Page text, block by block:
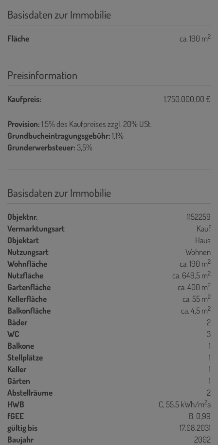
Basisdaten zur Immobilie
Fläche ca. 190 m2
Preisinformation
Kaufpreis: 1.750.000,00 €
Provision:1,5% des Kaufpreises zzgl. 20% USt.
Grundbucheintragungsgebühr:1,1%
Grunderwerbsteuer:3,5%
Basisdaten zur Immobilie
Objektnr.
1152259
Vermarktungsart
Kauf
Objektart
Haus
Nutzungsart
Wohnen
Wohnfläche
ca. 190 m2
Nutzfläche ca. 649,5 m2
Gartenfläche ca. 400 m2
Kellerfläche ca. 55 m2
Balkonfläche ca. 4,5 m2
Bäder
2
WC
3
Balkone
1
Stellplätze
1
Keller
1
Gärten
1
Abstellräume
2
HWB
C, 55.5 kWh/m2a
fGEE
B, 0,99
gültig bis
17.08.2031
Baujahr
2002